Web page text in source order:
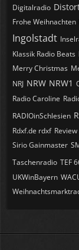
Digitalradio
Frohe Weihnachten
Ingolstadt
Klassik Radio Beats
Merry Christmas
NRJ NRW NRW1
Radio Caroline
RADIOinSchlesien
Rdxf.de rdxf Review
Sirio Gainmaster
Taschenradio TEF
UKWinBayern